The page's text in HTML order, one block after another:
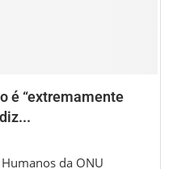
é “extremamente
da ONU